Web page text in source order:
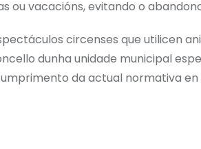
ou vacacións, evitando o
circenses que utilicen
dunha unidade municipal
da actual normativa